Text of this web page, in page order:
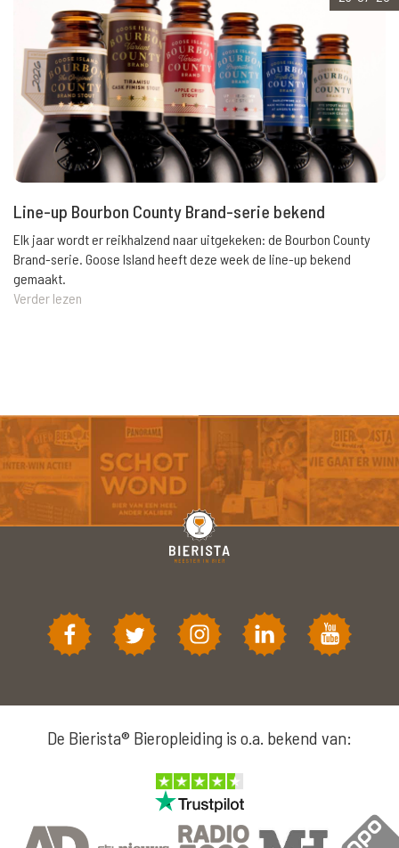
Line-up Bourbon County Brand-serie bekend
Elk jaar wordt er reikhalzend naar uitgekeken: de Bourbon County
Brand-serie. Goose Island heeft deze week de line-up bekend
gemaakt.
Verder lezen
De Bierista® Bieropleiding is o.a. bekend van: